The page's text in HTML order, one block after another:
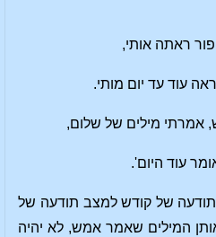
ראתה אותי,
עוד עד יום מותי.
אמרתי מילים של שלום,
עוד היום'.
של קודש למצב תודעה של
המילים שאמר אמש, לא יהיה